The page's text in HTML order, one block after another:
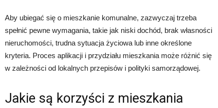
Aby ubiegać się o mieszkanie komunalne, zazwyczaj trzeba
spełnić pewne wymagania, takie jak niski dochód, brak własności
nieruchomości, trudna sytuacja życiowa lub inne określone
kryteria. Proces aplikacji i przydziału mieszkania może różnić się
w zależności od lokalnych przepisów i polityki samorządowej.
Jakie są korzyści z mieszkania